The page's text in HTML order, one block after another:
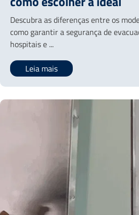
Descubra as diferenças entre os
como garantir a segurança de
hospitais e ...
Leia mais